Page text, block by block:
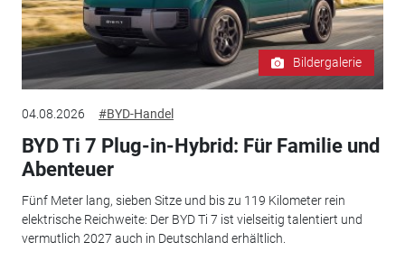
Bildergalerie
04.08.2026 #BYD-Handel
BYD Ti 7 Plug-in-Hybrid: Für Familie und
Abenteuer
Fünf Meter lang, sieben Sitze und bis zu 119 Kilometer rein
elektrische Reichweite: Der BYD Ti 7 ist vielseitig talentiert und
vermutlich 2027 auch in Deutschland erhältlich.